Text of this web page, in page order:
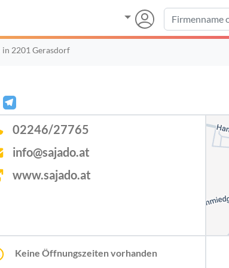
in 2201 Gerasdorf
02246/27765
info@sajado.at
www.sajado.at
Keine Öffnungszeiten vorhanden